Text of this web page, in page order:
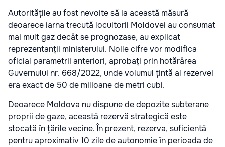
Autoritățile au fost nevoite să ia această măsură
deoarece iarna trecută locuitorii Moldovei au consumat
mai mult gaz decât se prognozase, au explicat
reprezentanții ministerului. Noile cifre vor modifica
oficial parametrii anteriori, aprobați prin hotărârea
Guvernului nr. 668/2022, unde volumul țintă al rezervei
era exact de 50 de milioane de metri cubi.
Deoarece Moldova nu dispune de depozite subterane
proprii de gaze, această rezervă strategică este
stocată în țările vecine. În prezent, rezerva, suficientă
pentru aproximativ 10 zile de autonomie în perioada de